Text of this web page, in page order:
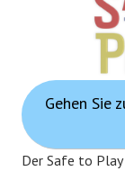
Gehen Sie
Der Safe to